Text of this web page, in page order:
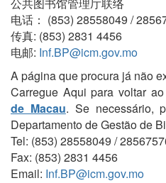
电话： (853) 28558049 /
传真: (853) 2831 4456
电邮: Inf.BP@icm.gov.mo
A página que procura já não
Carregue Aqui para voltar
de Macau. Se necessário,
Departamento de Gestão de
Tel: (853) 28558049 /
Fax: (853) 2831 4456
Email: Inf.BP@icm.gov.mo